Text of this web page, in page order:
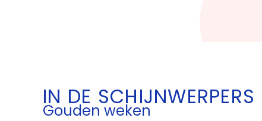
IN DE SCHIJNWERPERS
Gouden weken